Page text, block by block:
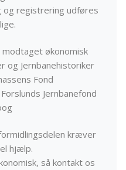
og registrering udføres
modtaget økonomisk
og Jernbanehistoriker
Fond
Jernbanefond
kræver
hjælp.
så kontakt os